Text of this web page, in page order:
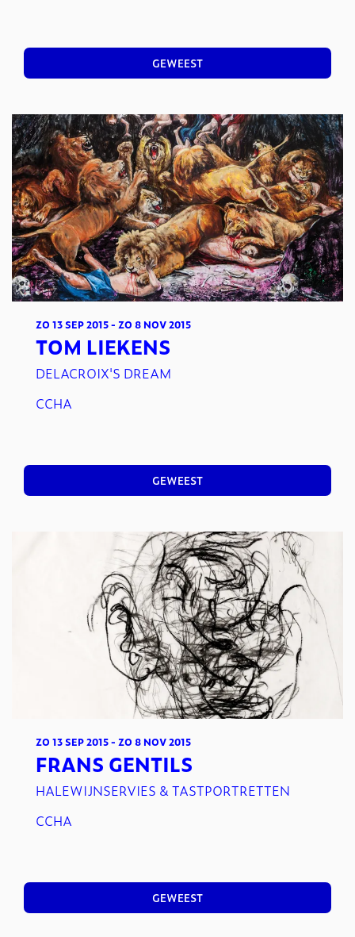
GEWEEST
TOM LIEKENS
DELACROIX'S DREAM
ZO 13 SEP 2015- ZO 8 NOV 2015
CCHA
GEWEEST
FRANS GENTILS
HALEWIJNSERVIES & TASTPORTRETTEN
ZO 13 SEP 2015- ZO 8 NOV 2015
CCHA
GEWEEST